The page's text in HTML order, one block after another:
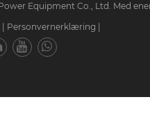
Equipment Co., Ltd. Med
Personvernerklæring